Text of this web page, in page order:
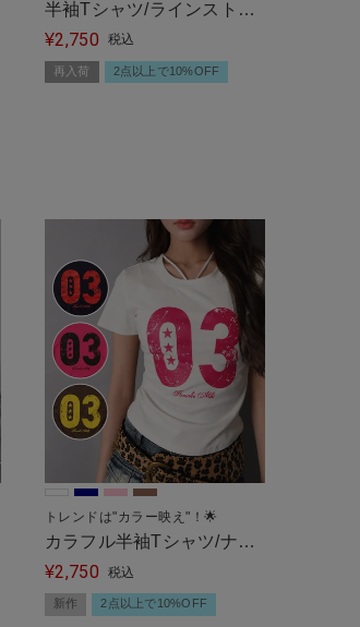
半袖Tシャツ/ラインストー
ンクロス/#平成ギャル
¥2,750 税込
再入荷 2点以上で10%OFF
トレンドは"カラー映え"！🌟
カラフル半袖Tシャツ/ナン
バースター/#ストリート女
子
¥2,750 税込
新作 2点以上で10%OFF